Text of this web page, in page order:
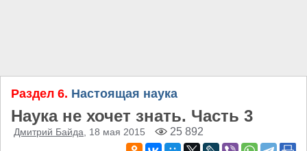
Раздел 6. Настоящая наука
Наука не хочет знать. Часть 3
Дмитрий Байда , 18 мая 2015 25 892